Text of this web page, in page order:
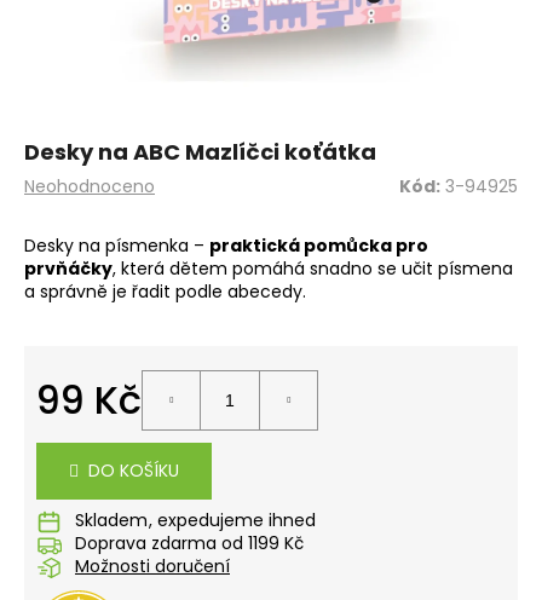
Průměrné
je
0,0
z
Neohodnoceno
Desky na ABC Mazlíčci koťátka
Kód: 3-94925
Desky na písmenka – praktická pomůcka pro
prvňáčky, která dětem pomáhá snadno se učit písmena
a správně je řadit podle abecedy.
99 Kč
DO KOŠÍKU
Skladem
Doprava zdarma od 1199 Kč
Možnosti doručení
?
HLEDAT
D
o
p
u
č
u